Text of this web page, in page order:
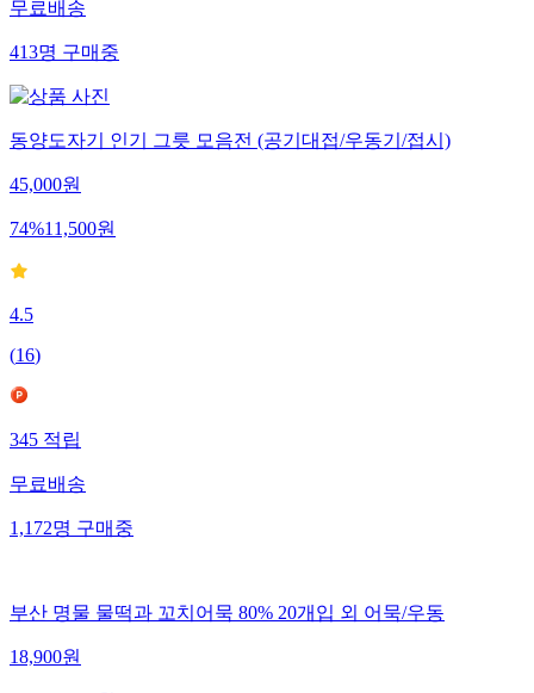
무료배송
413명구매중
동양도자기 인기 그릇 모음전 (공기대접/우동기/접시)
45,000원
74%11,500원
4.5
(16)
345적립
무료배송
1,172명구매중
부산 명물 물떡과 꼬치어묵 80% 20개입 외 어묵/우동
18,900원